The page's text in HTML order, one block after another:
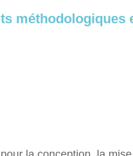
méthodologiques